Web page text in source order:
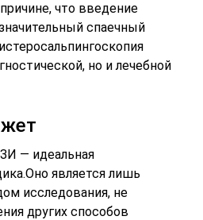
что введение
спаечный
но и лечебной
— идеальная
является лишь
исследования, не
других способов